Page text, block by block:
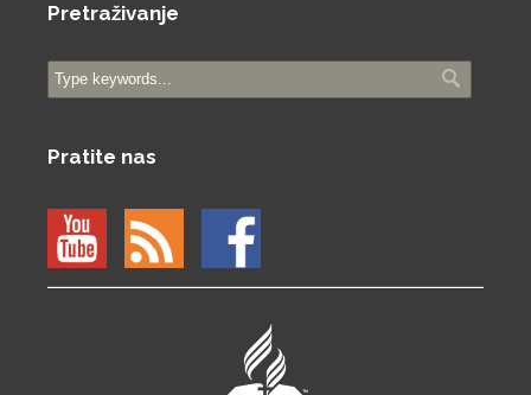
Pretraživanje
Pratite nas